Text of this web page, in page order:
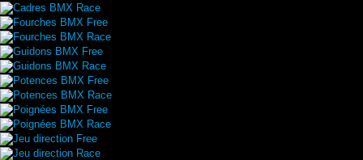
Cadres BMX Race
Fourches BMX Free
Fourches BMX Race
Guidons BMX Free
Guidons BMX Race
Potences BMX Free
Potences BMX Race
Poignées BMX Free
Poignées BMX Race
Jeu direction Free
Jeu direction Race